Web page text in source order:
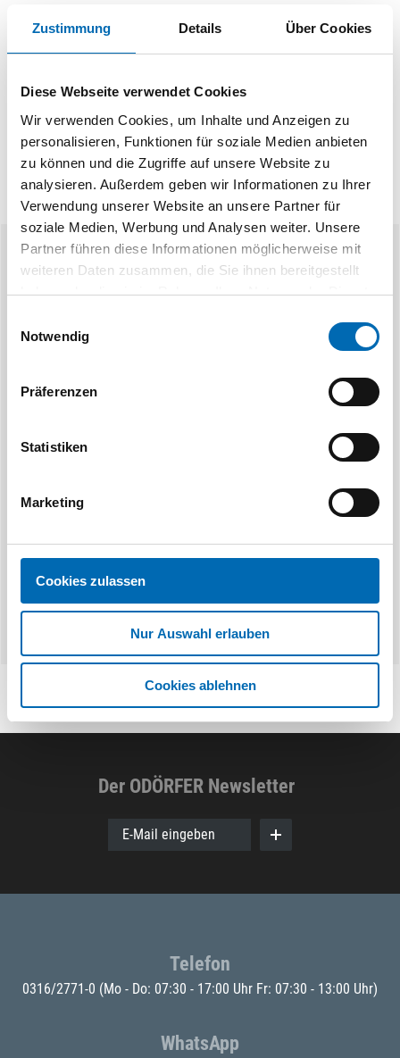
Zustimmung Details Über Cookies
Diese Webseite verwendet Cookies
Wir verwenden Cookies, um Inhalte und Anzeigen zu
personalisieren, Funktionen für soziale Medien anbieten
zu können und die Zugriffe auf unsere Website zu
analysieren. Außerdem geben wir Informationen zu Ihrer
Verwendung unserer Website an unsere Partner für
soziale Medien, Werbung und Analysen weiter. Unsere
Partner führen diese Informationen möglicherweise mit
weiteren Daten zusammen, die Sie ihnen bereitgestellt
haben oder die sie im Rahmen Ihrer Nutzung der Dienste
Notwendig
Präferenzen
Statistiken
Marketing
Cookies zulassen
Nur Auswahl erlauben
Cookies ablehnen
Technische Daten
Ähnliche Produkte
Artikel-Nr.
Der ODÖRFER Newsletter
E-Mail eingeben
Telefon
0316/2771-0 (Mo - Do: 07:30 - 17:00 Uhr Fr: 07:30 - 13:00 Uhr)
WhatsApp